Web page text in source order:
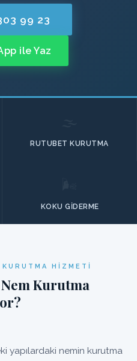
99 23
ile Yaz
RUTUBET KURUTMA
KOKU GIDERME
HIZMETI
Kurutma
yapılardaki nemin kurutma